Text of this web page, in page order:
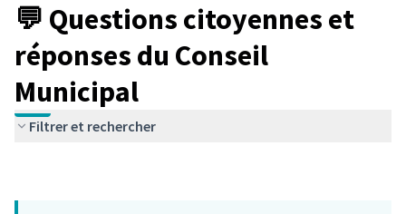
💬 Questions citoyennes et
réponses du Conseil
Municipal
Filtrer et rechercher